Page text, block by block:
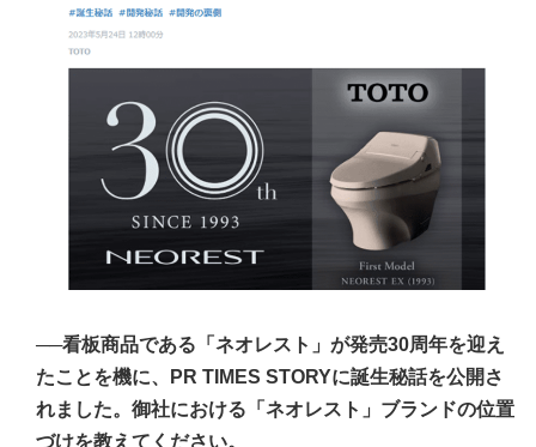
──看板商品である「ネオレスト」が発売30周年を迎え
たことを機に、PR TIMES STORYに誕生秘話を公開さ
れました。御社における「ネオレスト」ブランドの位置
づけを教えてください。